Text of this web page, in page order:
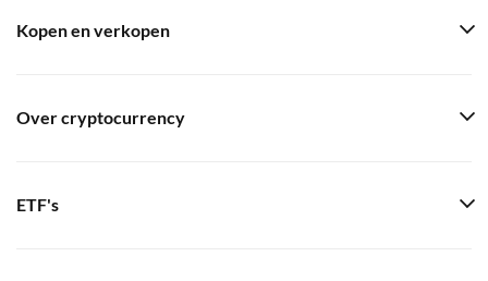
Kopen en verkopen
Over cryptocurrency
ETF's